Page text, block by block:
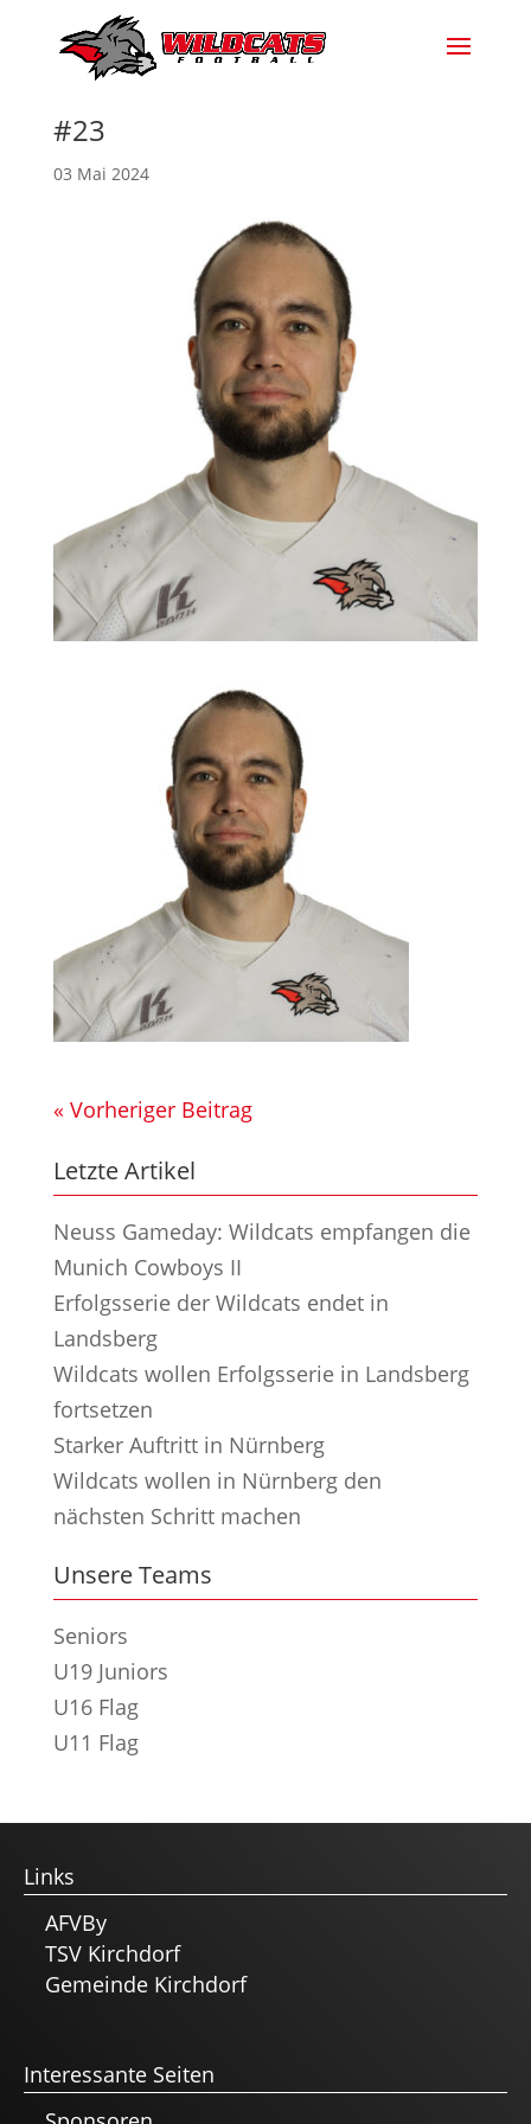
#23
03 Mai 2024
« Vorheriger Beitrag
Letzte Artikel
Neuss Gameday: Wildcats empfangen die
Munich Cowboys II
Erfolgsserie der Wildcats endet in
Landsberg
Wildcats wollen Erfolgsserie in Landsberg
fortsetzen
Starker Auftritt in Nürnberg
Wildcats wollen in Nürnberg den
nächsten Schritt machen
Unsere Teams
Seniors
U19 Juniors
U16 Flag
U11 Flag
Links
AFVBy
TSV Kirchdorf
Gemeinde Kirchdorf
Interessante Seiten